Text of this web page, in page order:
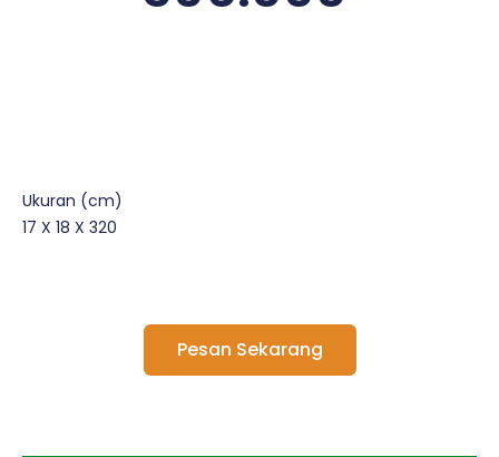
Ukuran (cm)
17 X 18 X 320
Pesan Sekarang